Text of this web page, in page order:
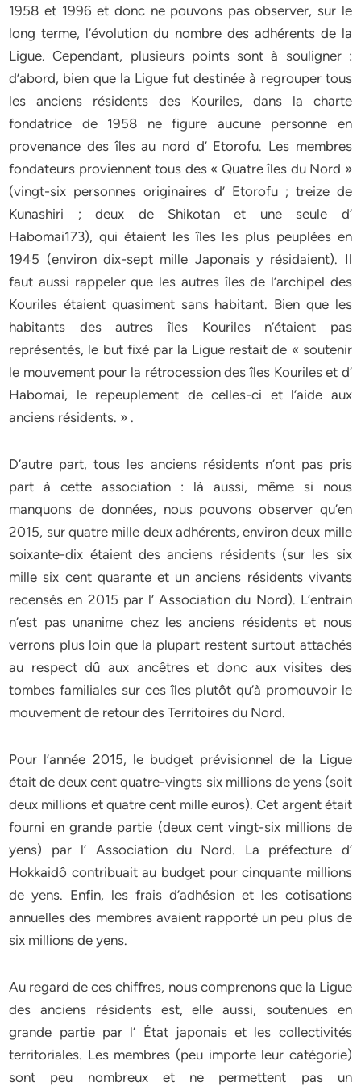
1958 et 1996 et donc ne pouvons pas observer, sur le
long terme, l’évolution du nombre des adhérents de la
Ligue. Cependant, plusieurs points sont à souligner :
d’abord, bien que la Ligue fut destinée à regrouper tous
les anciens résidents des Kouriles, dans la charte
fondatrice de 1958 ne figure aucune personne en
provenance des îles au nord d’ Etorofu. Les membres
fondateurs proviennent tous des « Quatre îles du Nord »
(vingt-six personnes originaires d’ Etorofu ; treize de
Kunashiri ; deux de Shikotan et une seule d’
Habomai173), qui étaient les îles les plus peuplées en
1945 (environ dix-sept mille Japonais y résidaient). Il
faut aussi rappeler que les autres îles de l’archipel des
Kouriles étaient quasiment sans habitant. Bien que les
habitants des autres îles Kouriles n’étaient pas
représentés, le but fixé par la Ligue restait de « soutenir
le mouvement pour la rétrocession des îles Kouriles et d’
Habomai, le repeuplement de celles-ci et l’aide aux
anciens résidents. » .
D’autre part, tous les anciens résidents n’ont pas pris
part à cette association : là aussi, même si nous
manquons de données, nous pouvons observer qu’en
2015, sur quatre mille deux adhérents, environ deux mille
soixante-dix étaient des anciens résidents (sur les six
mille six cent quarante et un anciens résidents vivants
recensés en 2015 par l’ Association du Nord). L’entrain
n’est pas unanime chez les anciens résidents et nous
verrons plus loin que la plupart restent surtout attachés
au respect dû aux ancêtres et donc aux visites des
tombes familiales sur ces îles plutôt qu’à promouvoir le
mouvement de retour des Territoires du Nord.
Pour l’année 2015, le budget prévisionnel de la Ligue
était de deux cent quatre-vingts six millions de yens (soit
deux millions et quatre cent mille euros). Cet argent était
fourni en grande partie (deux cent vingt-six millions de
yens) par l’ Association du Nord. La préfecture d’
Hokkaidô contribuait au budget pour cinquante millions
de yens. Enfin, les frais d’adhésion et les cotisations
annuelles des membres avaient rapporté un peu plus de
six millions de yens.
Au regard de ces chiffres, nous comprenons que la Ligue
des anciens résidents est, elle aussi, soutenues en
grande partie par l’ État japonais et les collectivités
territoriales. Les membres (peu importe leur catégorie)
sont peu nombreux et ne permettent pas un